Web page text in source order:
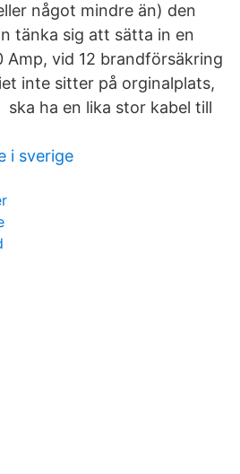
något mindre än) den
tänka sig att sätta in en
Amp, vid 12 brandförsäkring
inte sitter på orginalplats,
ha en lika stor kabel till
i sverige